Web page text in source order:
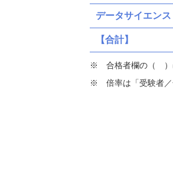
データサイエンス
【合計】
合格者欄の（ ）
倍率は「受験者